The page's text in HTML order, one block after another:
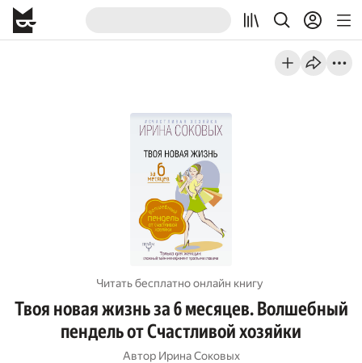
Читать бесплатно онлайн книгу
Твоя новая жизнь за 6 месяцев. Волшебный
пендель от Счастливой хозяйки
Автор Ирина Соковых